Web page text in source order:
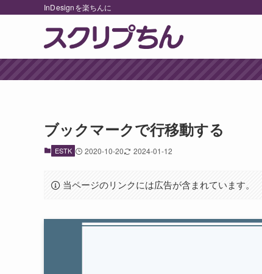
InDesignを楽ちんに
ブックマークで行移動する
ESTK 2020-10-20 2024-01-12
当ページのリンクには広告が含まれています。